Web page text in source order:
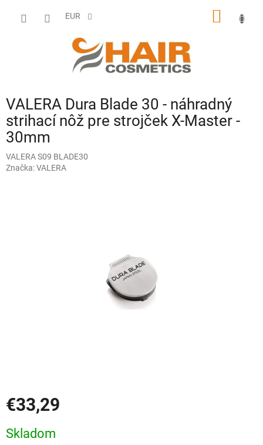
EUR
VALERA Dura Blade 30 - náhradný
strihací nôž pre strojček X-Master -
30mm
VALERA S09 BLADE30
Značka:VALERA
€33,29
cena:
Skladom